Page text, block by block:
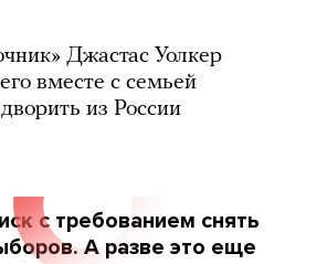
Джастас Уолкер
вместе с семьей
из России
с требованием снять
А разве это еще